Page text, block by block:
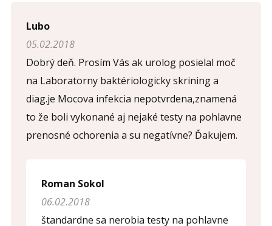
Lubo
05.02.2018
Dobrý deň. Prosím Vás ak urolog posielal moč
na Laboratorny baktériologicky skrining a
diag.je Mocova infekcia nepotvrdena,znamená
to že boli vykonané aj nejaké testy na pohlavne
prenosné ochorenia a su negatívne? Ďakujem.
Roman Sokol
06.02.2018
štandardne sa nerobia testy na pohlavne